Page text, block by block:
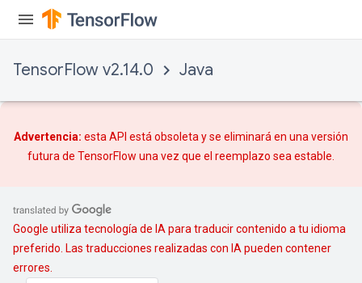
TensorFlow v2.14.0 Java
Advertencia: esta API está obsoleta y se eliminará en una versión
futura de TensorFlow una vez que el reemplazo sea estable.
Google utiliza tecnología de IA para traducir contenido a tu idioma
preferido. Las traducciones realizadas con IA pueden contener
errores.